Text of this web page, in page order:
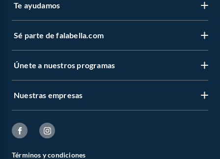
Te ayudamos
Sé parte de falabella.com
Únete a nuestros programas
Nuestras empresas
Términos y condiciones